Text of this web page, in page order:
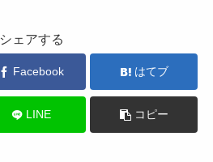
シェアする
Facebook はてブ
LINE コピー